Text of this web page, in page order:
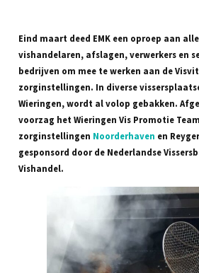
Eind maart deed EMK een oproep aan
vishandelaren, afslagen, verwerkers en
bedrijven om mee te werken aan de
zorginstellingen. In diverse
Wieringen, wordt al volop gebakken.
voorzag het Wieringen Vis Promotie
zorginstellingen Noorderhaven en
gesponsord door de Nederlandse
Vishandel.